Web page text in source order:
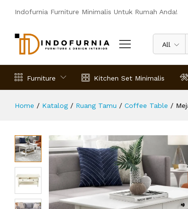
Indofurnia Furniture Minimalis Untuk Rumah Anda!
All
Furniture Kitchen Set Minimalis
Home / Katalog / Ruang Tamu / Coffee Table /
Deskripsi Spesifikasi Ulasan (0)